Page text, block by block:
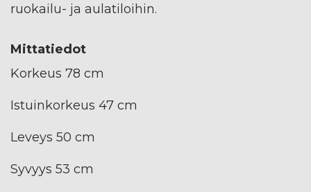
ruokailu- ja aulatiloihin.
Mittatiedot
Korkeus 78 cm
Istuinkorkeus 47 cm
Leveys 50 cm
Syvyys 53 cm